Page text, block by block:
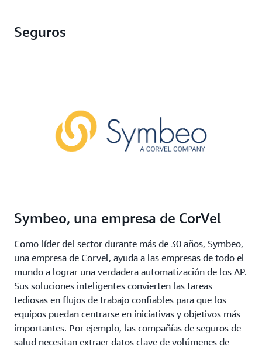
Seguros
Symbeo, una empresa de CorVel
Como líder del sector durante más de 30 años, Symbeo,
una empresa de Corvel, ayuda a las empresas de todo el
mundo a lograr una verdadera automatización de los AP.
Sus soluciones inteligentes convierten las tareas
tediosas en flujos de trabajo confiables para que los
equipos puedan centrarse en iniciativas y objetivos más
importantes. Por ejemplo, las compañías de seguros de
salud necesitan extraer datos clave de volúmenes de